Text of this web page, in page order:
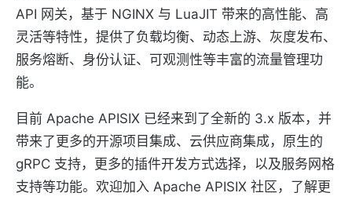
API 网关，基于 NGINX 与 LuaJIT 带来的高性能、高
灵活等特性，提供了负载均衡、动态上游、灰度发布、
服务熔断、身份认证、可观测性等丰富的流量管理功
能。
目前 Apache APISIX 已经来到了全新的 3.x 版本，并
带来了更多的开源项目集成、云供应商集成，原生的
gRPC 支持，更多的插件开发方式选择，以及服务网格
支持等功能。欢迎加入 Apache APISIX 社区，了解更